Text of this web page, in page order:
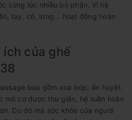
cùng lúc nhiều bộ phận. Vì hệ
tay, cổ, lưng… hoạt động hoàn
ích của ghế
bao gồm xoa bóp, ấn huyệt
mô cơ được thư giãn, hệ tuần hoàn
Do đó mà sức khỏe của người